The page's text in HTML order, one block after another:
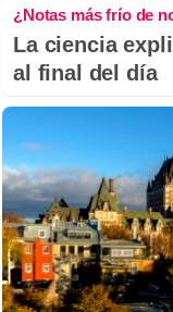
¿Notas más frío de
La ciencia
al final del día